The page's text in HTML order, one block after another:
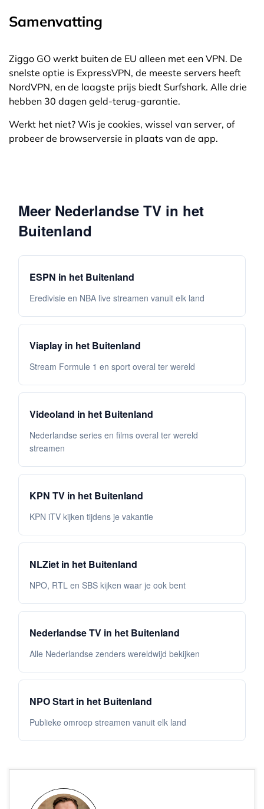
(bijv. GL.iNet Beryl) of gebruik je laptop als
VPN-hotspot. Verbind zowel je telefoon als
casten. Geldt ook voor AirPlay naar Apple TV.
Samenvatting
Ziggo GO werkt buiten de EU alleen met een VPN. De
snelste optie is ExpressVPN, de meeste servers heeft
NordVPN, en de laagste prijs biedt Surfshark. Alle drie
hebben 30 dagen geld-terug-garantie.
Werkt het niet? Wis je cookies, wissel van server, of
probeer de browserversie in plaats van de app.
Meer Nederlandse TV in het
Buitenland
ESPN in het Buitenland
Eredivisie en NBA live streamen vanuit elk land
Viaplay in het Buitenland
Stream Formule 1 en sport overal ter wereld
Videoland in het Buitenland
Nederlandse series en films overal ter wereld
streamen
KPN TV in het Buitenland
KPN iTV kijken tijdens je vakantie
NLZiet in het Buitenland
NPO, RTL en SBS kijken waar je ook bent
Nederlandse TV in het Buitenland
Alle Nederlandse zenders wereldwijd bekijken
NPO Start in het Buitenland
Publieke omroep streamen vanuit elk land